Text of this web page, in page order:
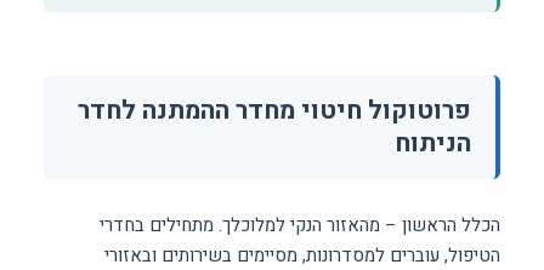
פרוטוקול חיטוי מחדר ההמתנה לחדר
הניתוח
הכלל הראשון – מהאזור הנקי למלוכלך. מתחילים בחדרי
הטיפול, עוברים למסדרונות, מסיימים בשירותים ובאזורי